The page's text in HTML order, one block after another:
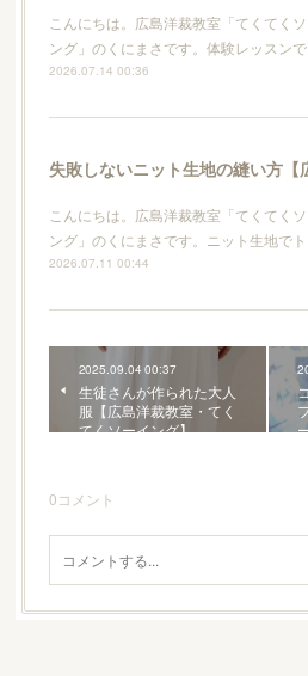
こんにちは。広島洋裁教室「てくてく
ング」のくにまさです。体験レッスンで
2026.07.14 00:36
こんにちは。広島洋裁教室「てくてく
ング」のくにまさです。ニット生地でト
2026.07.11 00:44
2025.09.04 00:37
生徒さんが作られた大人
服【広島洋裁教室・てく
てくソーイング】
0コメント